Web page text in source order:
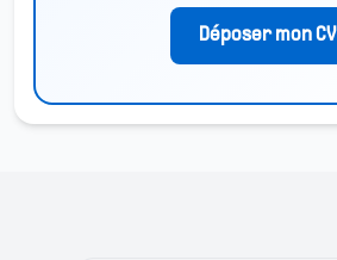
Déposer mon CV